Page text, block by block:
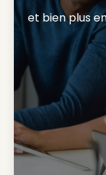
et bien plus